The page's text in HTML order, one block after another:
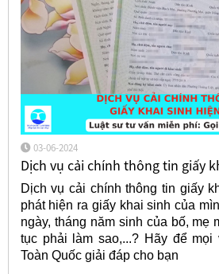
03-06-2024
Dịch vụ cải chính thông tin giấy
Dịch vụ cải chính thông tin giấy
phát hiện ra giấy khai sinh của
ngày, tháng năm sinh của bố, mẹ
tục phải làm sao,...? Hãy để
Toàn Quốc giải đáp cho bạn